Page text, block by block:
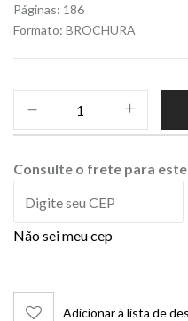
Páginas: 186
Formato: BROCHURA
Consulte o frete para
Não sei meu cep
Adicionar à lista de